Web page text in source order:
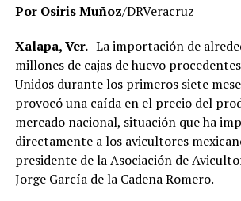
señalaron que un grupo de profesores
su inconformidad con el proceso de
considerar que las investigaciones
intereses al interior de la institución.
De acuerdo con esos testimonios, el
comoMovimiento Estatal UPAV,
públicamente por Verónica Sánchez
Por Osiris Muñoz/DRVeracruz
Xalapa, Ver.- La importación de
millones de cajas de huevo
Unidos durante los primeros siete
provocó una caída en el precio del
mercado nacional, situación que ha
directamente a los avicultores
presidente de la Asociación de
Jorge García de la Cadena Romero.